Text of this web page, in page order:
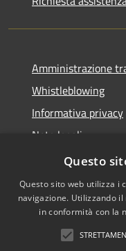
Amministrazione
Whistleblowing
Informativa privacy
Note legali
Dichiarazione di
Accessibilità
Questo
Questo sito web utilizza i
navigazione. Utilizzando
in conformità con la